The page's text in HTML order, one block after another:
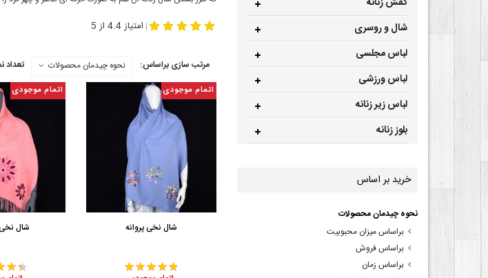
| امتیاز 4.4 از 5
مرتب سازی براساس: نحوه چیدمان محصولات تعداد
اتمام موجودی
شال نخی پروانه
اتمام موجودی
شال
شال و روسری
لباس مجلسی
لباس ورزشی
لباس زیر زنانه
بلوز زنانه
خرید بر اساس
نحوه چیدمان محصولات
براساس میزان محبوبیت
براساس فروش
براساس زمان